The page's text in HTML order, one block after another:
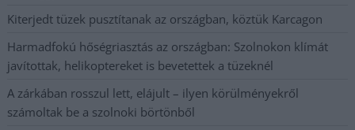
Kiterjedt tüzek pusztítanak az országban, köztük Karcagon
Harmadfokú hőségriasztás az országban: Szolnokon klímát
javítottak, helikoptereket is bevetettek a tüzeknél
A zárkában rosszul lett, elájult – ilyen körülményekről
számoltak be a szolnoki börtönből